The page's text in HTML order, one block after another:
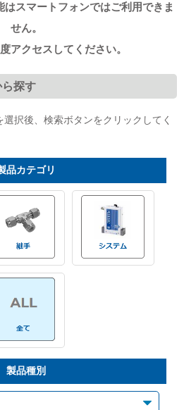
スマートフォンではご利用できま
せん。
アクセスしてください。
探す
択後、検索ボタンをクリックしてく
品カテゴリ
製品種別